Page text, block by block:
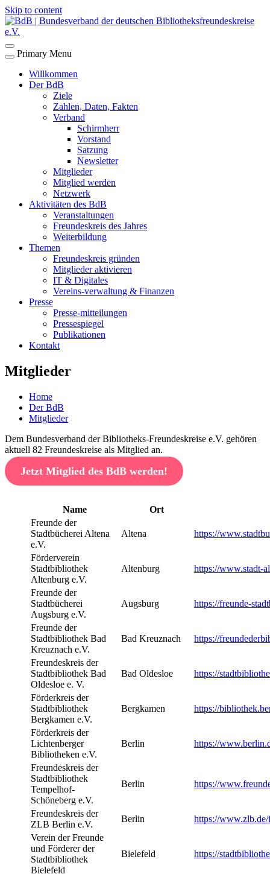
Skip to content
Primary Menu
Willkommen
Der BdB
Ziele
Zahlen, Daten, Fakten
Verband
Schirmherr
Vorstand
Satzung
Newsletter
Mitglieder
Mitglied werden
Netzwerk
Aktivitäten des BdB
Veranstaltungen
Freundeskreis des Jahres
Weiterbildung
Themen
Freundeskreis gründen
Mitglieder aktivieren
IT & Digitales
Vereins-verwaltung & Finanzen
Presse
Presse-mitteilungen
Pressespiegel
Publikationen
Kontakt
Mitglieder
Home
Der BdB
Mitglieder
Dem Bundesverband der Bibliotheks-Freundeskreise e.V. gehören
aktuell 82 Freundeskreise als Mitglied an.
Jetzt Mitglied des BdB werden!
Name
Ort
Freunde der
Stadtbücherei Altena
e.V.
Altena https://
Förderverein
Stadtbibliothek
Altenburg e.V.
Altenburg https://www.stadt-
Freunde der
Stadtbücherei
Augsburg e.V.
Augsburg https://freunde-
Freunde der
Stadtbibliothek Bad
Kreuznach e.V.
Bad Kreuznach https://
Freundeskreis der
Stadtbibliothek Bad
Oldesloe e. V.
Bad Oldesloe https://
Förderkreis der
Stadtbibliothek
Bergkamen e.V.
Bergkamen https://
Förderkreis der
Lichtenberger
Bibliotheken e.V.
Berlin https://
Freundeskreis der
Stadtbibliothek
Tempelhof-
Schöneberg e.V.
Berlin https://
Freundeskreis der
ZLB Berlin e.V.
Berlin
https://
Verein der Freunde
und Förderer der
Stadtbibliothek
Bielefeld
Bielefeld https://